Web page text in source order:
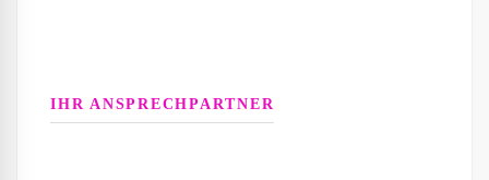
IHR ANSPRECHPARTNER